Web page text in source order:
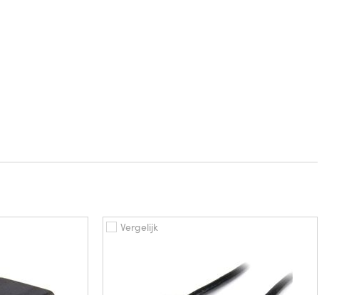
Vergelijk